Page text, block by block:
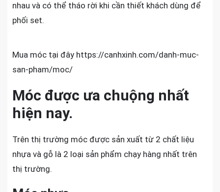
nhau và có thể tháo rời khi cần thiết khách dùng để
phối set.
Mua móc tại đây https://canhxinh.com/danh-muc-
san-pham/moc/
Móc được ưa chuộng nhất
hiện nay.
Trên thị trường móc được sản xuất từ 2 chất liệu
nhựa và gỗ là 2 loại sản phẩm chạy hàng nhất trên
thị trường.